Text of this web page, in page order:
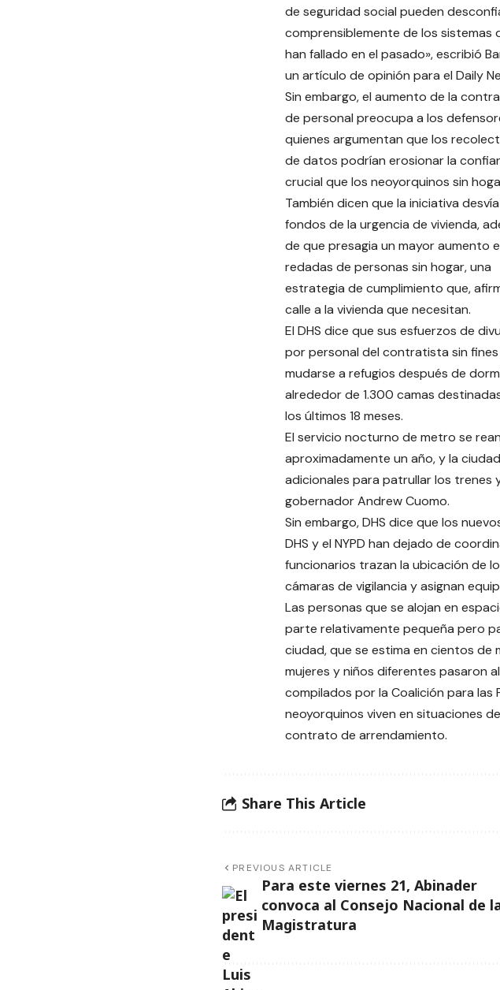
de seguridad social pueden
comprensiblemente de los sistemas
han fallado en el pasado», escribió
un artículo de opinión para el Daily
Sin embargo, el aumento de la
de personal preocupa a los
quienes argumentan que los
de datos podrían erosionar la
crucial que los neoyorquinos sin
También dicen que la iniciativa
fondos de la urgencia de vivienda,
de que presagia un mayor aumento
redadas de personas sin hogar, una
estrategia de cumplimiento que,
calle a la vivienda que necesitan.
El DHS dice que sus esfuerzos de
por personal del contratista sin
mudarse a refugios después de
alrededor de 1.300 camas
los últimos 18 meses.
El servicio nocturno de metro se
aproximadamente un año, y la
adicionales para patrullar los trenes
gobernador Andrew Cuomo.
Sin embargo, DHS dice que los
DHS y el NYPD han dejado de
funcionarios trazan la ubicación de
cámaras de vigilancia y asignan
Las personas que se alojan en
parte relativamente pequeña pero
ciudad, que se estima en cientos de
mujeres y niños diferentes pasaron
compilados por la Coalición para las
neoyorquinos viven en situaciones
contrato de arrendamiento.
Share This Article
PREVIOUS ARTICLE
Para este viernes 21, Abinader
convoca al Consejo Nacional de
Magistratura